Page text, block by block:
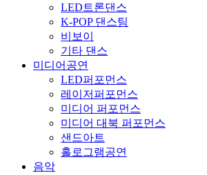
LED트론댄스
K-POP 댄스팀
비보이
기타 댄스
미디어공연
LED퍼포먼스
레이저퍼포먼스
미디어 퍼포먼스
미디어 대북 퍼포먼스
샌드아트
홀로그램공연
음악